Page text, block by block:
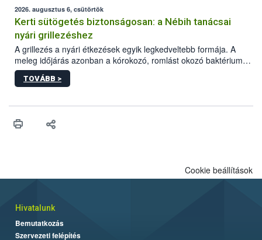
érésű szőlőkben is legyen lehetőség a károsító elleni további
védekezésre. Az Oroganic készítmény kis kiszerelésben kiskerti
felhasználók számára is elérhető és ökológiai termesztésben is
engedélyezett.
2026. augusztus 6, csütörtök
Kerti sütögetés biztonságosan: a Nébih tanácsai
nyári grillezéshez
A grillezés a nyári étkezések egyik legkedveltebb formája. A
meleg időjárás azonban a kórokozó, romlást okozó baktériumok
gyorsabb szaporodásának is kedvez. A szabadtéri sütögetés
ezért nem csupán a megfelelő sütési technikáról szól: legalább
higiéniai szabályok betartása, a megfelelő hőkezelés, valamint a
biztonsági Hivatal (Nébih) Oktatási Programja összegyűjtötte a
TOVÁBB >
Cookie beállítások
Hivatalunk
Bemutatkozás
Szervezeti felépítés